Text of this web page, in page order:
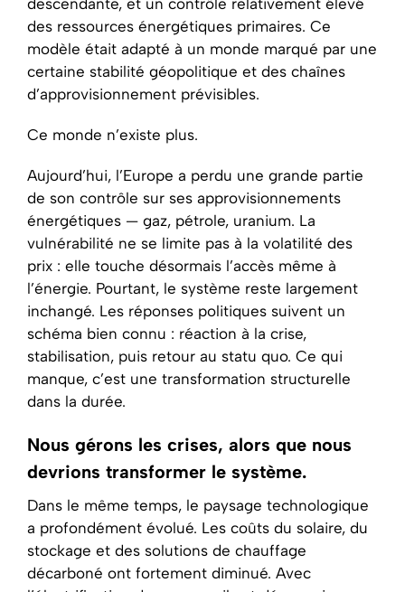
descendante, et un contrôle relativement élevé
des ressources énergétiques primaires. Ce
modèle était adapté à un monde marqué par une
certaine stabilité géopolitique et des chaînes
d’approvisionnement prévisibles.
Ce monde n’existe plus.
Aujourd’hui, l’Europe a perdu une grande partie
de son contrôle sur ses approvisionnements
énergétiques — gaz, pétrole, uranium. La
vulnérabilité ne se limite pas à la volatilité des
prix : elle touche désormais l’accès même à
l’énergie. Pourtant, le système reste largement
inchangé. Les réponses politiques suivent un
schéma bien connu : réaction à la crise,
stabilisation, puis retour au statu quo. Ce qui
manque, c’est une transformation structurelle
dans la durée.
Nous gérons les crises, alors que nous
devrions transformer le système.
Dans le même temps, le paysage technologique
a profondément évolué. Les coûts du solaire, du
stockage et des solutions de chauffage
décarboné ont fortement diminué. Avec